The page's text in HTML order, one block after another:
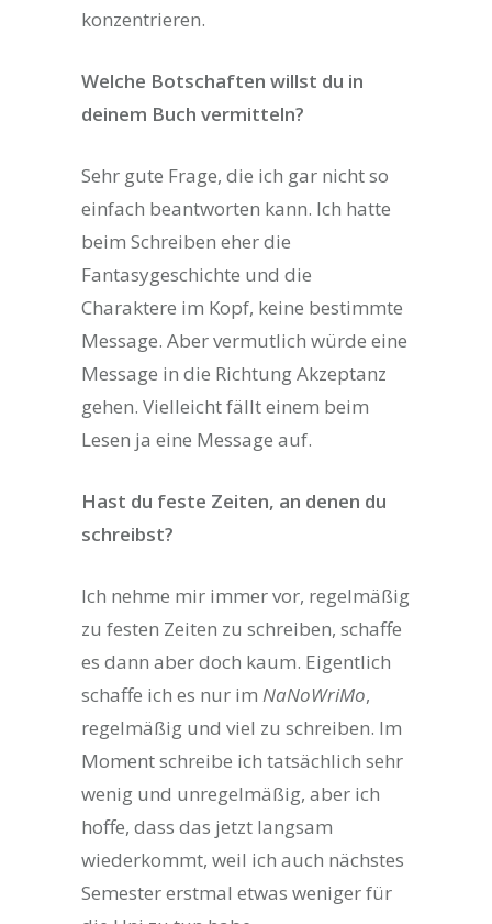
konzentrieren.
Welche Botschaften willst du in
deinem Buch vermitteln?
Sehr gute Frage, die ich gar nicht so
einfach beantworten kann. Ich hatte
beim Schreiben eher die
Fantasygeschichte und die
Charaktere im Kopf, keine bestimmte
Message. Aber vermutlich würde eine
Message in die Richtung Akzeptanz
gehen. Vielleicht fällt einem beim
Lesen ja eine Message auf.
Hast du feste Zeiten, an denen du
schreibst?
Ich nehme mir immer vor, regelmäßig
zu festen Zeiten zu schreiben, schaffe
es dann aber doch kaum. Eigentlich
schaffe ich es nur im NaNoWriMo,
regelmäßig und viel zu schreiben. Im
Moment schreibe ich tatsächlich sehr
wenig und unregelmäßig, aber ich
hoffe, dass das jetzt langsam
wiederkommt, weil ich auch nächstes
Semester erstmal etwas weniger für